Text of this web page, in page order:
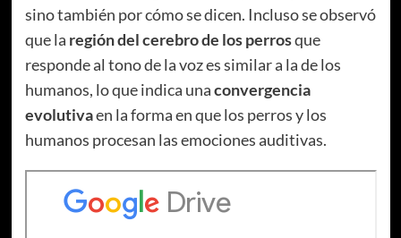
sino también por cómo se dicen. Incluso se observó
que la región del cerebro de los perrosque
responde al tono de la voz es similar a la de los
humanos, lo que indica unaconvergencia
evolutivaen la forma en que los perros y los
humanos procesan las emociones auditivas.